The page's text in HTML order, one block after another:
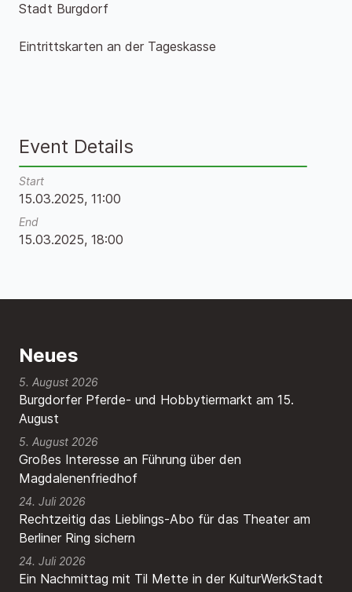
Stadt Burgdorf
Eintrittskarten an der Tageskasse
Event Details
Start
15.03.2025, 11:00
End
15.03.2025, 18:00
Neues
Burgdorfer Pferde- und Hobbytiermarkt am 15.
August
5. August 2026
Großes Interesse an Führung über den
Magdalenenfriedhof
5. August 2026
Rechtzeitig das Lieblings-Abo für das Theater am
Berliner Ring sichern
24. Juli 2026
Ein Nachmittag mit Til Mette in der KulturWerkStadt
24. Juli 2026